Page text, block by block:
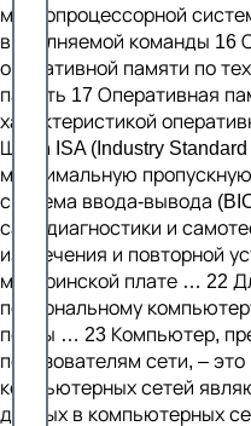
микропроцессорной
выполняемой команды 16
оперативной памяти по
память 17 Оперативная
характеристикой
Шина ISA (Industry
максимальную
система ввода-вывода
самодиагностики и
извлечения и повторной
материнской плате … 22
персональному
порты … 23 Компьютер,
пользователям сети, –
компьютерных сетей
данных в компьютерных